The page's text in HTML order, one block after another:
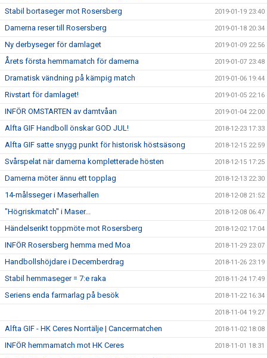
Stabil bortaseger mot Rosersberg 2019-01-19 23:40
Damerna reser till Rosersberg 2019-01-18 20:34
Ny derbyseger för damlaget 2019-01-09 22:56
Årets första hemmamatch för damerna 2019-01-07 23:48
Dramatisk vändning på kämpig match 2019-01-06 19:44
Rivstart för damlaget! 2019-01-05 22:16
INFÖR OMSTARTEN av damtvåan 2019-01-04 22:00
Alfta GIF Handboll önskar GOD JUL! 2018-12-23 17:33
Alfta GIF satte snygg punkt för historisk höstsäsong 2018-12-15 22:59
Svårspelat när damerna kompletterade hösten 2018-12-15 17:25
Damerna möter ännu ett topplag 2018-12-13 22:30
14-målsseger i Maserhallen 2018-12-08 21:52
"Högriskmatch" i Maser... 2018-12-08 06:47
Händelserikt toppmöte mot Rosersberg 2018-12-02 17:04
INFÖR Rosersberg hemma med Moa 2018-11-29 23:07
Handbollshöjdare i Decemberdrag 2018-11-26 23:19
Stabil hemmaseger = 7:e raka 2018-11-24 17:49
Seriens enda farmarlag på besök 2018-11-22 16:34
2018-11-04 19:27
Alfta GIF - HK Ceres Norrtälje | Cancermatchen 2018-11-02 18:08
INFÖR hemmamatch mot HK Ceres 2018-11-01 18:31